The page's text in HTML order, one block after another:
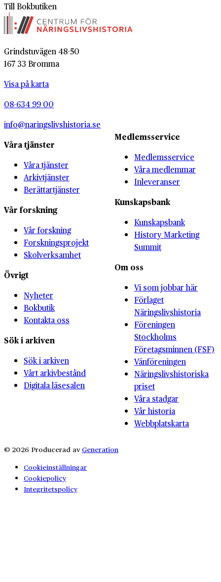
Till Bokbutiken
Grindstuvägen 48-50
167 33 Bromma
Visa på karta
08-634 99 00
info@naringslivshistoria.se
Våra tjänster
Våra tjänster
Arkivtjänster
Berättartjänster
Vår forskning
Vår forskning
Forskningsprojekt
Skolverksamhet
Övrigt
Nyheter
Bokbutik
Kontakta oss
Sök i arkiven
Sök i arkiven
Vårt arkivbestånd
Digitala läsesalen
Medlemsservice
Medlemsservice
Våra medlemmar
Inleveranser
Kunskapsbank
Kunskapsbank
History Marketing
Summit
Om oss
Vi som jobbar här
Förlaget
Näringslivshistoria
Föreningen
Stockholms
Företagsminnen (FSF)
Vänföreningen
Näringslivshistoriska
priset
Våra stadgar
Vår historia
Webbplatskarta
© 2026 Producerad av Generation
Cookieinställningar
Cookiepolicy
Integritetspolicy